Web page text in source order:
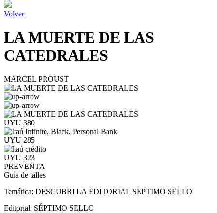
Volver
LA MUERTE DE LAS
CATEDRALES
MARCEL PROUST
UYU 380
UYU 285
UYU 323
PREVENTA
Guía de talles
Temática: DESCUBRI LA EDITORIAL SEPTIMO SELLO
Editorial: SÉPTIMO SELLO